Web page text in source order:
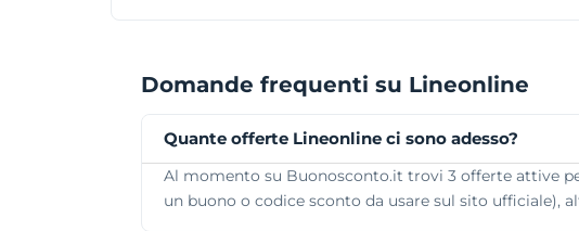
Domande frequenti su Lineonline
Quante offerte Lineonline ci sono adesso?
Al momento su Buonosconto.it trovi 3 offerte attive
un buono o codice sconto da usare sul sito ufficiale),